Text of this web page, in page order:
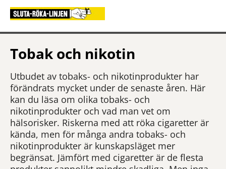
Tobak och nikotin
Utbudet av tobaks- och nikotinprodukter har
förändrats mycket under de senaste åren. Här
kan du läsa om olika tobaks- och
nikotinprodukter och vad man vet om
hälsorisker. Riskerna med att röka cigaretter är
kända, men för många andra tobaks- och
nikotinprodukter är kunskapsläget mer
begränsat. Jämfört med cigaretter är de flesta